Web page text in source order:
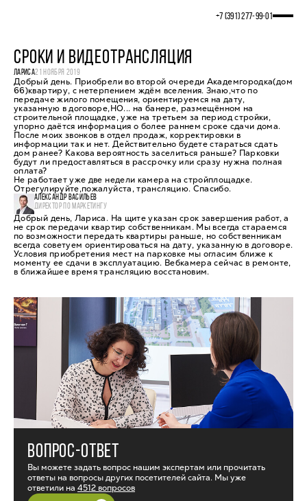
+7 (391) 277‒99‒01
СРОКИ И ВИДЕОТРАНСЛЯЦИЯ
ЛАРИСА21 НОЯБРЯ 2019
Добрый день. Приобрели во второй очереди Академгородка(дом
66)квартиру, с нетерпением ждём вселения. Знаю,что по
передаче жилого помещения, ориентируемся на дату,
указанную в договоре,НО... на банере, размещённом на
строительной площадке, уже на третьем за период стройки,
упорно даётся информация о более раннем сроке сдачи дома.
После моих звонков в отдел продаж, корректировки в
информации так и нет. Действительно будете стараться сдать
дом ранее? Какова вероятность заселиться раньше? Парковки
будут ли предоставляться в рассрочку или сразу нужна полная
оплата?
Не работает уже две недели камера на стройплощадке.
Отрегулируйте,пожалуйста, трансляцию. Спасибо.
АЛЕКСАНДР ВАСИЛЬЕВ
ДИРЕКТОР ПО МАРКЕТИНГУ
Добрый день, Лариса. На щите указан срок завершения работ, а
не срок передачи квартир собственникам. Мы всегда стараемся
по возможности передать квартиры раньше, но собственникам
всегда советуем ориентироваться на дату, указанную в договоре.
Условия приобретения мест на парковке мы огласим ближе к
моменту ее сдачи в эксплуатацию. Вебкамера сейчас в ремонте,
в ближайшее время трансляцию восстановим.
ВОПРОС-ОТВЕТ
Вы можете задать вопрос нашим экспертам или прочитать
ответы на вопросы других посетителей сайта. Мы уже
ответили на 4512 вопросов